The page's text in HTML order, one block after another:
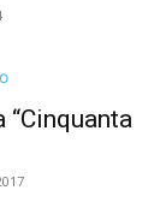
“Cinquanta